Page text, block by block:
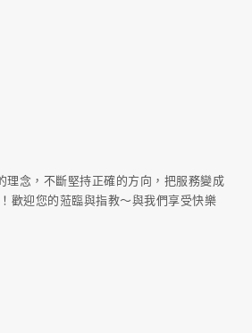
理念，不斷堅持正確的方向，把服務變成
歡迎您的蒞臨與指教～與我們享受快樂